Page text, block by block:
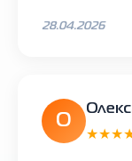
28.04.2026
О